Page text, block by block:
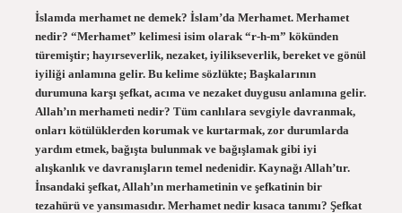
İslamda merhamet ne demek? İslam’da Merhamet. Merhamet
nedir? “Merhamet” kelimesi isim olarak “r-h-m” kökünden
türemiştir; hayırseverlik, nezaket, iyilikseverlik, bereket ve gönül
iyiliği anlamına gelir. Bu kelime sözlükte; Başkalarının
durumuna karşı şefkat, acıma ve nezaket duygusu anlamına gelir.
Allah’ın merhameti nedir? Tüm canlılara sevgiyle davranmak,
onları kötülüklerden korumak ve kurtarmak, zor durumlarda
yardım etmek, bağışta bulunmak ve bağışlamak gibi iyi
alışkanlık ve davranışların temel nedenidir. Kaynağı Allah’tır.
İnsandaki şefkat, Allah’ın merhametinin ve şefkatinin bir
tezahürü ve yansımasıdır. Merhamet nedir kısaca tanımı? Şefkat